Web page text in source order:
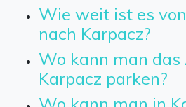
Wie weit ist es
nach Karpacz?
Wo kann man das
Karpacz parken?